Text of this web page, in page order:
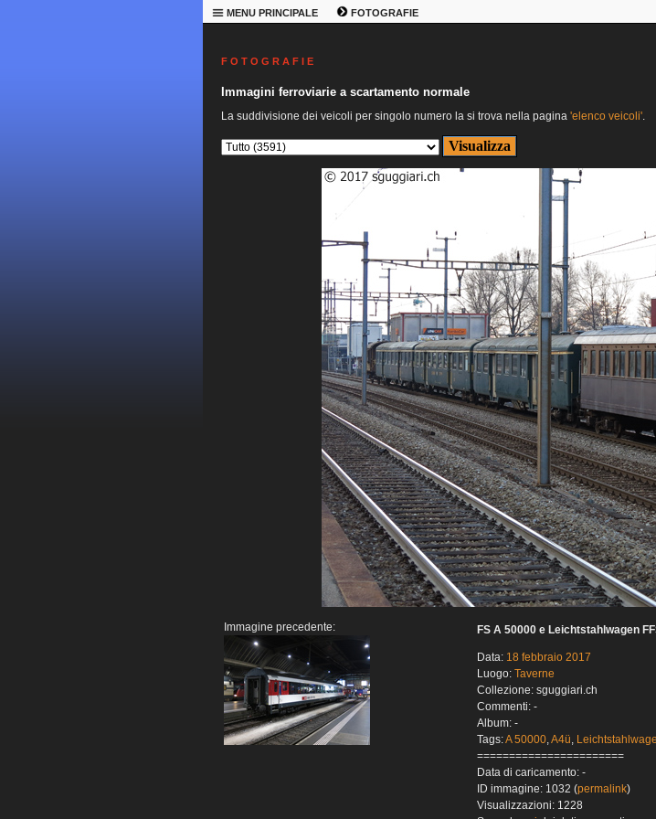
MENU PRINCIPALE FOTOGRAFIE
F O T O G R A F I E
Immagini ferroviarie a scartamento normale
La suddivisione dei veicoli per singolo numero la si trova nella pagina 'elenco veicoli'.
Immagine precedente: FS A 50000 e Leichtstahlwagen
Data: 18 febbraio 2017
Luogo: Taverne
Collezione: sguggiari.ch
Commenti: -
Album: -
Tags:A 50000,A4ü,
=======================
Data di caricamento: -
ID immagine: 1032 (permalink)
Visualizzazioni: 1228